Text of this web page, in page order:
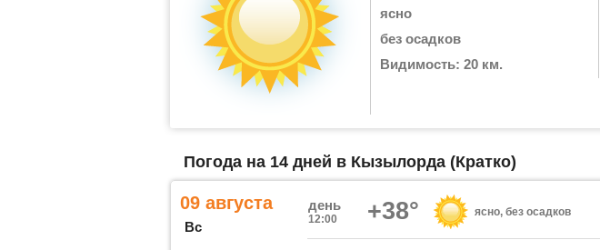
ясно
без осадков
Видимость: 20 км.
Погода на 14 дней в Кызылорда (Кратко)
09 августа
Вс
день
12:00 +38° ясно, без осадков